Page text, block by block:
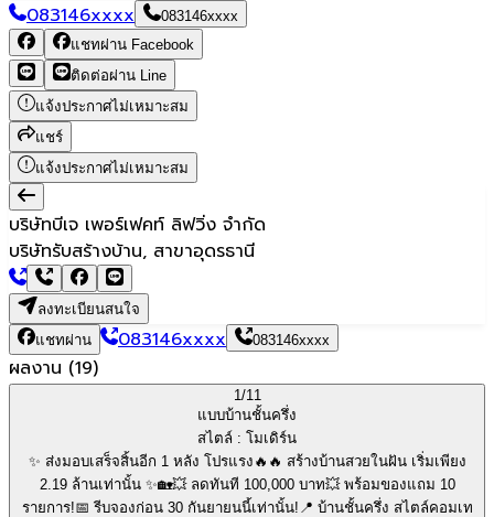
083146xxxx
083146xxxx
แชทผ่าน Facebook
ติดต่อผ่าน Line
แจ้งประกาศไม่เหมาะสม
แชร์
แจ้งประกาศไม่เหมาะสม
บริษัทบีเจ เพอร์เฟคท์ ลิฟวิ่ง จำกัด
บริษัทรับสร้างบ้าน, สาขาอุดรธานี
ลงทะเบียนสนใจ
แชทผ่าน
083146xxxx 083146xxxx
ผลงาน (19)
1/11
แบบบ้านชั้นครึ่ง
สไตล์ : โมเดิร์น
✨ ส่งมอบเสร็จสิ้นอีก 1 หลัง โปรแรง🔥🔥 สร้างบ้านสวยในฝัน เริ่มเพียง
2.19 ล้านเท่านั้น ✨🏡💥 ลดทันที 100,000 บาท💥 พร้อมของแถม 10
รายการ!📅 รีบจองก่อน 30 กันยายนนี้เท่านั้น!📍 บ้านชั้นครึ่ง สไตล์คอมเท